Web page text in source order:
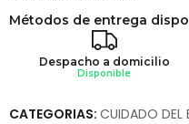
Métodos de entrega
Despacho a domicilio
Disponible
CATEGORIAS: CUIDADO DEL